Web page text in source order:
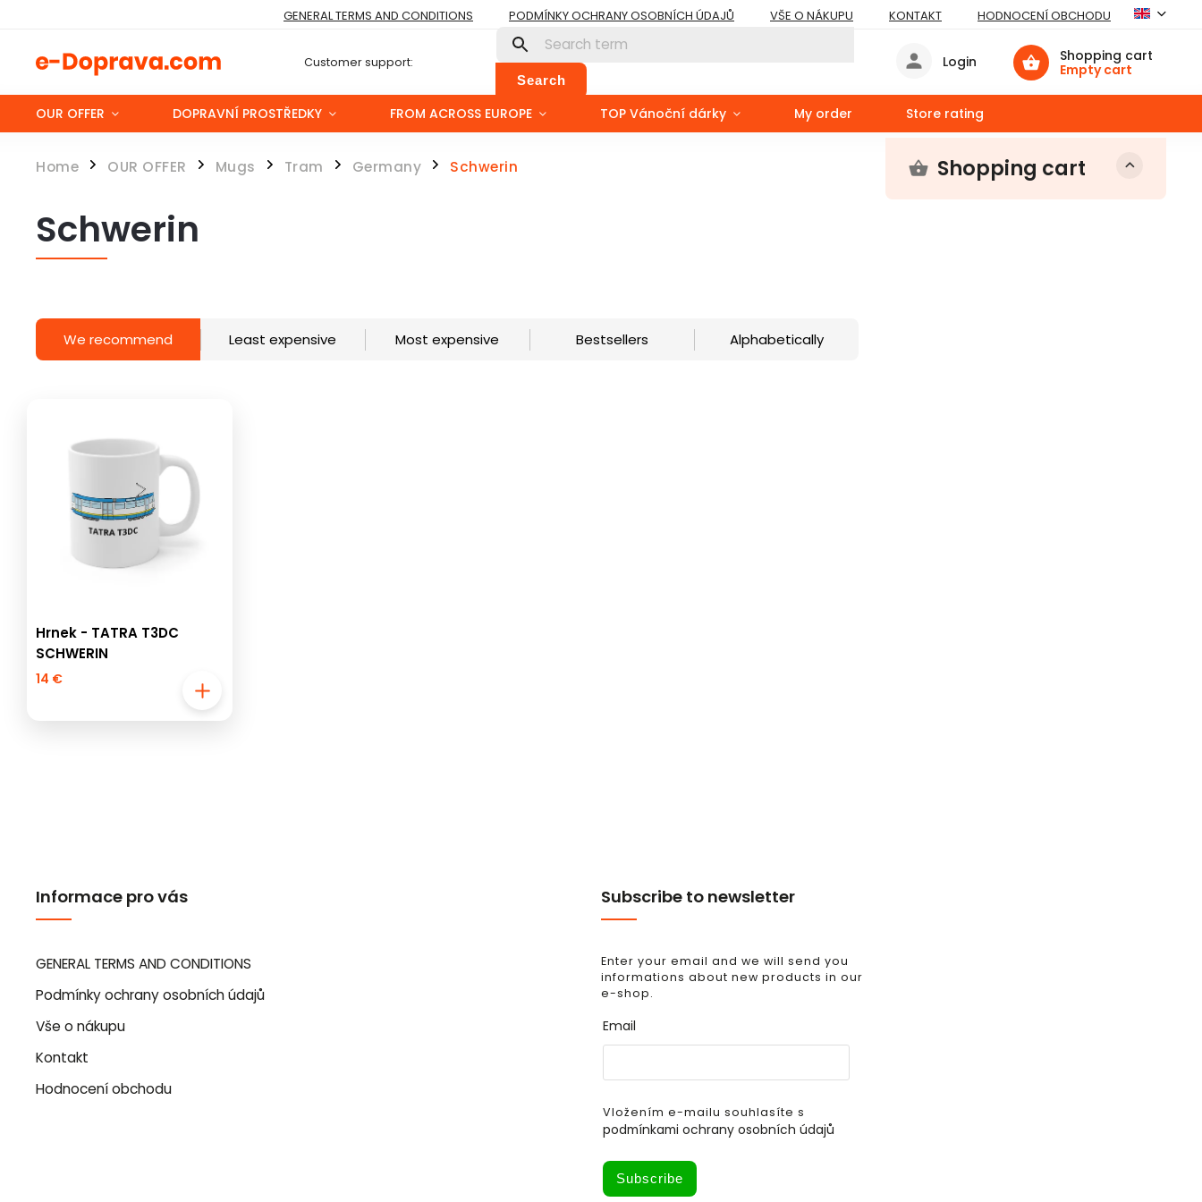
GENERAL TERMS AND CONDITIONS PODMÍNKY OCHRANY OSOBNÍCH ÚDAJŮ VŠE O NÁKUPU KONTAKT HODNOCENÍ OBCHODU
Customer support:
Search
Shopping cart
Empty cart
Login
OUR OFFER DOPRAVNÍ PROSTŘEDKY FROM ACROSS EUROPE TOP Vánoční dárky My order Store rating
Home / OUR OFFER / Mugs / Tram / Germany / Schwerin Shopping cart
Schwerin
We recommend Least expensive Most expensive Bestsellers Alphabetically
Hrnek - TATRA T3DC
SCHWERIN
14 €
Informace pro vás
GENERAL TERMS AND CONDITIONS
Podmínky ochrany osobních údajů
Vše o nákupu
Kontakt
Hodnocení obchodu
Subscribe to newsletter
Enter your email and we will send you
informations about new products in our
e-shop.
Email
Vložením e-mailu souhlasíte s
podmínkami ochrany osobních údajů
Subscribe